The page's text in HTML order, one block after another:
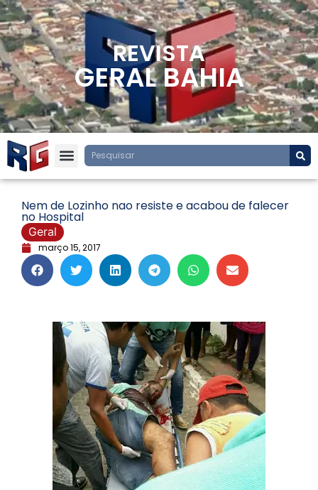
REVISTA
GERAL BAHIA
Nem de Lozinho nao resiste e acabou de falecer
no Hospital
Geral
março 15, 2017